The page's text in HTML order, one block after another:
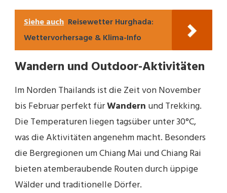
Siehe auch Reisewetter Hurghada:
Wettervorhersage & Klima-Info
Wandern und Outdoor-Aktivitäten
Im Norden Thailands ist die Zeit von November
bis Februar perfekt fürWandern und Trekking.
Die Temperaturen liegen tagsüber unter 30°C,
was die Aktivitäten angenehm macht. Besonders
die Bergregionen um Chiang Mai und Chiang Rai
bieten atemberaubende Routen durch üppige
Wälder und traditionelle Dörfer.